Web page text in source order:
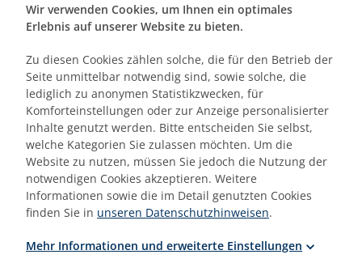
Geprüfte:r Bauleiter:in (EBZ)
Orte
Termin(e)
Online
01.09.2026- 16.01.2027
06.09.2027- 22.01.2028
Bochum 12.02.2027- 03.07.2027
3.200,00 € Mehr erfahren
Wir verwenden Cookies, um Ihnen ein optimales
Erlebnis auf unserer Website zu bieten.
Zu diesen Cookies zählen solche, die für den Betrieb der
Seite unmittelbar notwendig sind, sowie solche, die
lediglich zu anonymen Statistikzwecken, für
Komforteinstellungen oder zur Anzeige personalisierter
Inhalte genutzt werden. Bitte entscheiden Sie selbst,
welche Kategorien Sie zulassen möchten. Um die
Website zu nutzen, müssen Sie jedoch die Nutzung der
notwendigen Cookies akzeptieren. Weitere
Informationen sowie die im Detail genutzten Cookies
finden Sie in unseren Datenschutzhinweisen.
Mehr Informationen und erweiterte Einstellungen